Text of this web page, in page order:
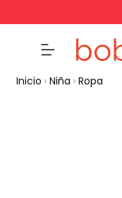
Inicio Niña Ropa